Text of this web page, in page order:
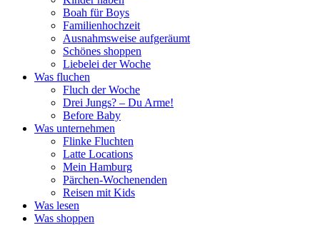
Boah für Boys
Familienhochzeit
Ausnahmsweise aufgeräumt
Schönes shoppen
Liebelei der Woche
Was fluchen
Fluch der Woche
Drei Jungs? – Du Arme!
Before Baby
Was unternehmen
Flinke Fluchten
Latte Locations
Mein Hamburg
Pärchen-Wochenenden
Reisen mit Kids
Was lesen
Was shoppen